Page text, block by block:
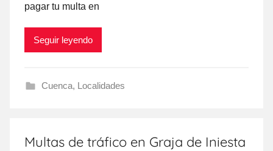
pagar tu multa en
Seguir leyendo
Cuenca, Localidades
Multas de tráfico en Graja de Iniesta